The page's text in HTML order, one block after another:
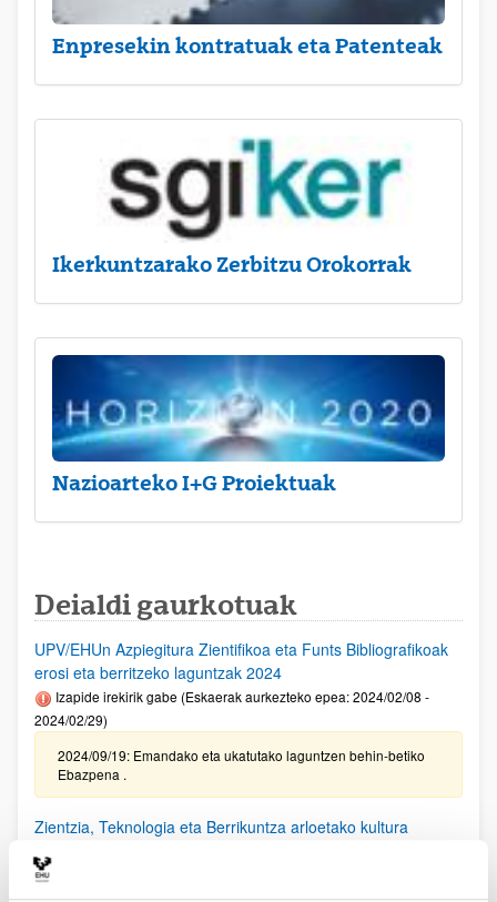
Enpresekin kontratuak eta Patenteak
Ikerkuntzarako Zerbitzu Orokorrak
Nazioarteko I+G Proiektuak
Deialdi gaurkotuak
UPV/EHUn Azpiegitura Zientifikoa eta Funts Bibliografikoak
erosi eta berritzeko laguntzak 2024
Izapide irekirik gabe (Eskaerak aurkezteko epea: 2024/02/08 -
2024/02/29)
2024/09/19: Emandako eta ukatutako laguntzen behin-betiko
Ebazpena .
Zientzia, Teknologia eta Berrikuntza arloetako kultura